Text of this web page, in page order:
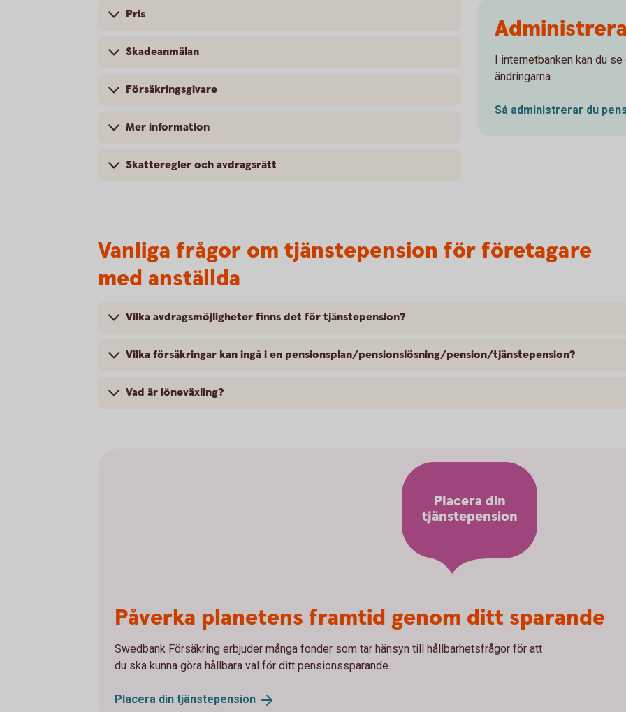
Pris
Skadeanmälan
Försäkringsgivare
Mer information
Skatteregler och avdragsrätt
I internetbanken kan du
ändringarna.
Så administrerar du
Vanliga frågor om tjänstepension för företagare
med anställda
Vilka avdragsmöjligheter finns det för tjänstepension?
Vilka försäkringar kan ingå i en pensionsplan/pensionslösning/pension/tjänstepension?
Vad är löneväxling?
Påverka planetens framtid genom ditt sparande
Swedbank Försäkring erbjuder många fonder som tar hänsyn till hållbarhetsfrågor för att
du ska kunna göra hållbara val för ditt pensionssparande.
Placera din tjänstepension
Placera din
tjänstepension